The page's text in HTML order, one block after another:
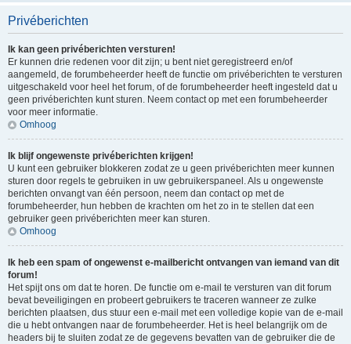
Privéberichten
Ik kan geen privéberichten versturen!
Er kunnen drie redenen voor dit zijn; u bent niet geregistreerd en/of
aangemeld, de forumbeheerder heeft de functie om privéberichten te versturen
uitgeschakeld voor heel het forum, of de forumbeheerder heeft ingesteld dat u
geen privéberichten kunt sturen. Neem contact op met een forumbeheerder
voor meer informatie.
Omhoog
Ik blijf ongewenste privéberichten krijgen!
U kunt een gebruiker blokkeren zodat ze u geen privéberichten meer kunnen
sturen door regels te gebruiken in uw gebruikerspaneel. Als u ongewenste
berichten onvangt van één persoon, neem dan contact op met de
forumbeheerder, hun hebben de krachten om het zo in te stellen dat een
gebruiker geen privéberichten meer kan sturen.
Omhoog
Ik heb een spam of ongewenst e-mailbericht ontvangen van iemand van dit
forum!
Het spijt ons om dat te horen. De functie om e-mail te versturen van dit forum
bevat beveiligingen en probeert gebruikers te traceren wanneer ze zulke
berichten plaatsen, dus stuur een e-mail met een volledige kopie van de e-mail
die u hebt ontvangen naar de forumbeheerder. Het is heel belangrijk om de
headers bij te sluiten zodat ze de gegevens bevatten van de gebruiker die de